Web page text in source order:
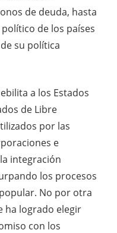
de deuda, hasta
de los países
su política
a los Estados
de Libre
por las
e
integración
los procesos
No por otra
ha logrado elegir
con los